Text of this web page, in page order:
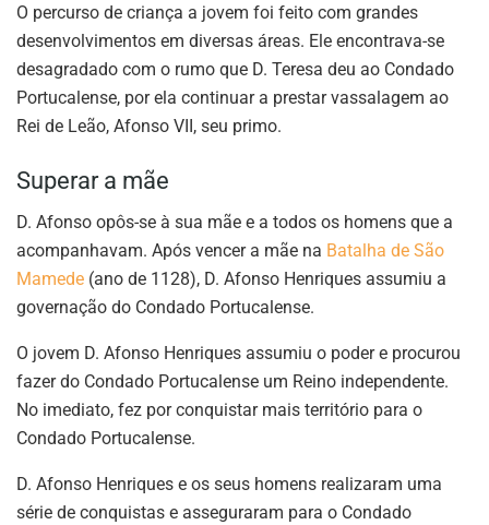
O percurso de criança a jovem foi feito com grandes
desenvolvimentos em diversas áreas. Ele encontrava-se
desagradado com o rumo que D. Teresa deu ao Condado
Portucalense, por ela continuar a prestar vassalagem ao
Rei de Leão, Afonso VII, seu primo.
Superar a mãe
D. Afonso opôs-se à sua mãe e a todos os homens que a
acompanhavam. Após vencer a mãe na Batalha de São
Mamede (ano de 1128), D. Afonso Henriques assumiu a
governação do Condado Portucalense.
O jovem D. Afonso Henriques assumiu o poder e procurou
fazer do Condado Portucalense um Reino independente.
No imediato, fez por conquistar mais território para o
Condado Portucalense.
D. Afonso Henriques e os seus homens realizaram uma
série de conquistas e asseguraram para o Condado